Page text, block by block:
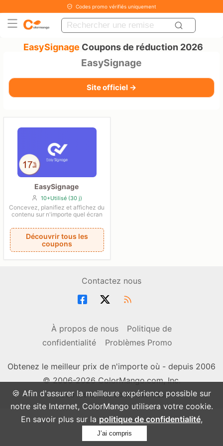
🍪 Afin d'assurer la meilleure expérience possible sur
notre site Internet, ColorMango utilisera votre cookie.
En savoir plus sur la politique de confidentialité,
J’ai compris
Codes promo vérifiés uniquement
EasySignage Coupons de réduction 2026
EasySignage
Site officiel →
EasySignage
10+Utilisé (30 j)
Concevez, planifiez et affichez du
contenu sur n'importe quel écran
Découvrir tous les
coupons
Contactez nous
À propos de nous
Politique de
confidentialité
Problèmes Promo
Obtenez le meilleur prix de n'importe où - depuis 2006
© 2006-2026 ColorMango.com, Inc.
Tous les droits sont réservés.